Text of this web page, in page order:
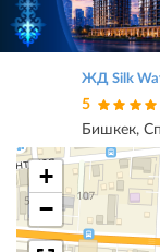
ЖД Silk
5
Бишкек,
+
−